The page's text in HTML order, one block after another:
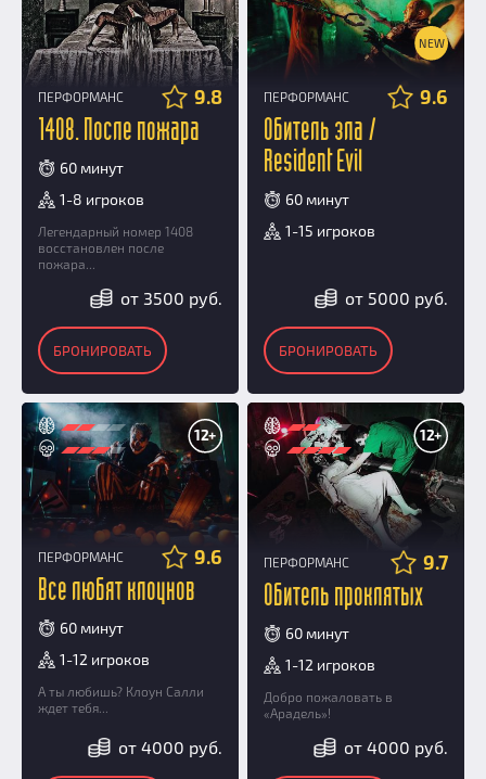
ПЕРФОРМАНС 9.8
1408. После пожара
60 минут
1-8 игроков
Легендарный номер 1408
восстановлен после
пожара...
от 3500 руб.
БРОНИРОВАТЬ
NEW
ПЕРФОРМАНС 9.6
Обитель зла /
Resident Evil
60 минут
1-15 игроков
от 5000 руб.
БРОНИРОВАТЬ
12+
ПЕРФОРМАНС 9.6
Все любят клоунов
60 минут
1-12 игроков
А ты любишь? Клоун Салли
ждет тебя...
от 4000 руб.
12+
ПЕРФОРМАНС 9.7
Обитель проклятых
60 минут
1-12 игроков
Добро пожаловать в
«Арадель»!
от 4000 руб.